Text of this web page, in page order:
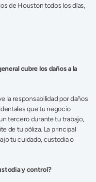
de Houston todos los días,
cubre los daños a la
la responsabilidad por daños
que tu negocio
tercero durante tu trabajo,
de tu póliza. La principal
tu cuidado, custodia o
y control?